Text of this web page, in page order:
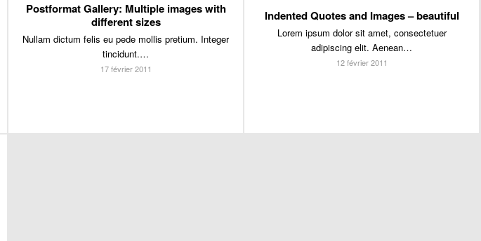
Postformat Gallery: Multiple images with
different sizes
Nullam dictum felis eu pede mollis pretium. Integer
tincidunt.…
17 février 2011
Indented Quotes and Images – beautiful
Lorem ipsum dolor sit amet, consectetuer
adipiscing elit. Aenean…
12 février 2011